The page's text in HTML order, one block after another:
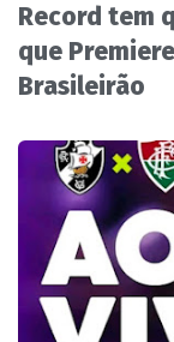
Record tem
que
Brasileirão